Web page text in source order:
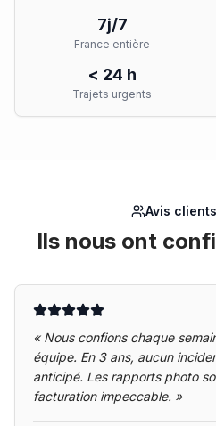
7j/7
France entière
< 24 h
Trajets urgents
Avis
Ils nous ont
« Nous confions chaque
équipe. En 3 ans, aucun
anticipé. Les rapports photo
facturation impeccable. »